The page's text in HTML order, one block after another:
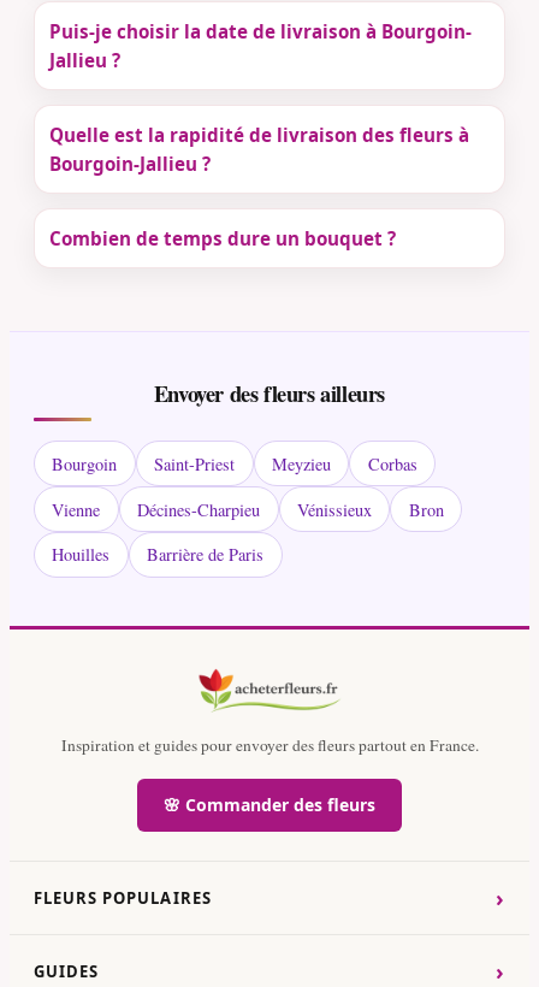
Puis-je choisir la date de livraison à Bourgoin-
Jallieu ?
Quelle est la rapidité de livraison des fleurs à
Bourgoin-Jallieu ?
Combien de temps dure un bouquet ?
Envoyer des fleurs ailleurs
Bourgoin Saint-Priest Meyzieu
Corbas
Vienne
Décines-Charpieu Vénissieux
Bron
Houilles
Barrière de Paris
Inspiration et guides pour envoyer des fleurs partout en France.
🌸 Commander des fleurs
FLEURS POPULAIRES ›
GUIDES ›